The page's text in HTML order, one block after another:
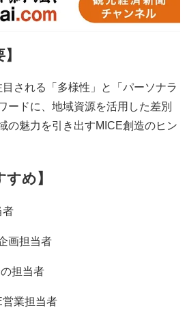
される「多様性」と「パーソナラ
ードに、地域資源を活用した差別
の魅力を引き出すMICE創造のヒン
め】
者
画担当者
担当者
営業担当者